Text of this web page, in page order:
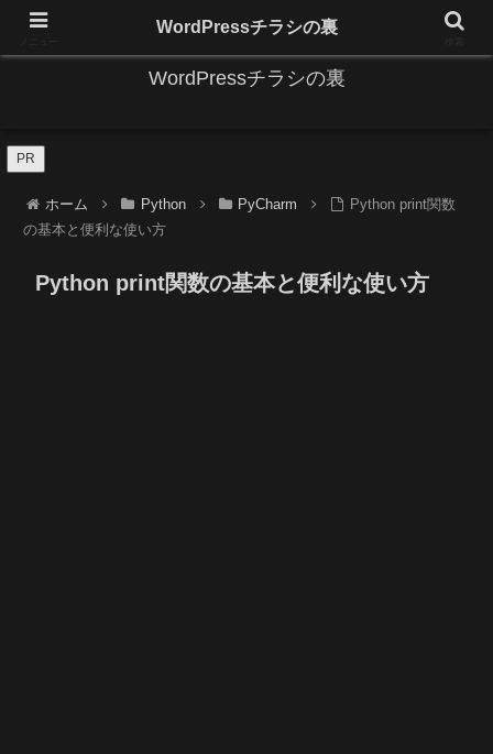
IT系に係る基礎的な情報と便利な使い方を更新します。
WordPressチラシの裏
PR
ホーム Python PyCharm
Python print関数
の基本と便利な使い方
Python print関数の基本と便利な使い方
WordPressチラシの裏